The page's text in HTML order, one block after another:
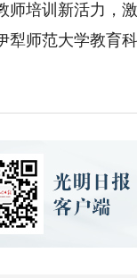
师培训新活力，
师范大学教育科